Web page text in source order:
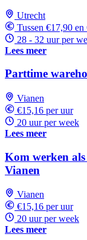
Utrecht
Tussen €17,90
28 - 32 uur per
Lees meer
Parttime
Vianen
€15,16 per uur
20 uur per week
Lees meer
Kom werken
Vianen
Vianen
€15,16 per uur
20 uur per week
Lees meer